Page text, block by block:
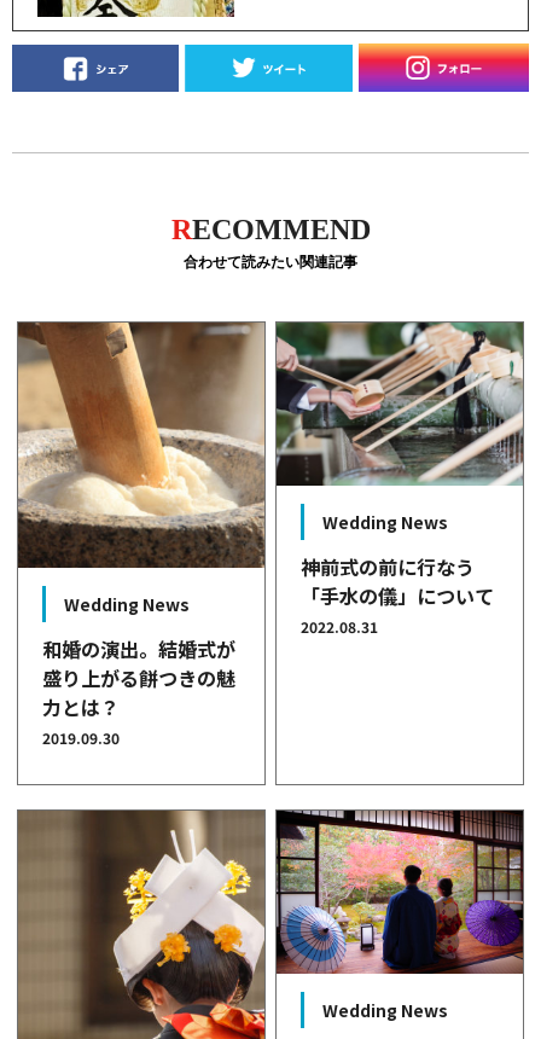
RECOMMEND
合わせて読みたい関連記事
Wedding News
和婚の演出。結婚式が
盛り上がる餅つきの魅
力とは？
2019.09.30
Wedding News
神前式の前に行なう
「手水の儀」について
2022.08.31
Wedding News